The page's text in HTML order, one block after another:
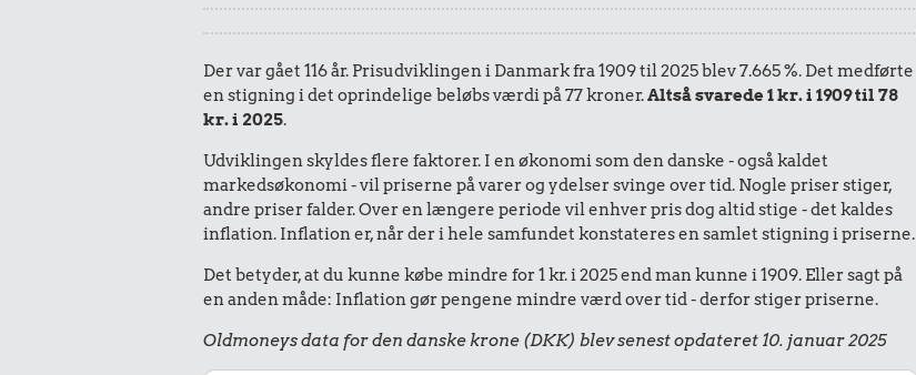
Der var gået 116 år. Prisudviklingen i Danmark fra 1909 til 2025 blev 7.665 %. Det medførte
en stigning i det oprindelige beløbs værdi på 77 kroner.Altså svarede 1 kr. i 1909 til 78
kr. i 2025.
Udviklingen skyldes flere faktorer. I en økonomi som den danske - også kaldet
markedsøkonomi - vil priserne på varer og ydelser svinge over tid. Nogle priser stiger,
andre priser falder. Over en længere periode vil enhver pris dog altid stige - det kaldes
inflation. Inflation er, når der i hele samfundet konstateres en samlet stigning i priserne.
Det betyder, at du kunne købe mindre for 1 kr. i 2025 end man kunne i 1909. Eller sagt på
en anden måde: Inflation gør pengene mindre værd over tid - derfor stiger priserne.
Oldmoneys data for den danske krone (DKK) blev senest opdateret 10. januar 2025